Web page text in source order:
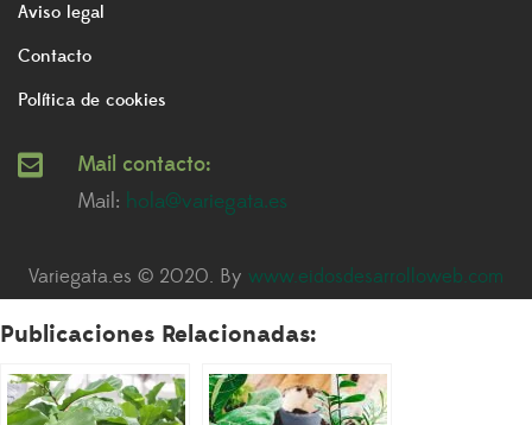
Aviso legal
Contacto
Política de cookies
Mail contacto:
Mail: hola@variegata.es
Variegata.es © 2020. By www.eidosdesarrolloweb.com
Publicaciones Relacionadas: